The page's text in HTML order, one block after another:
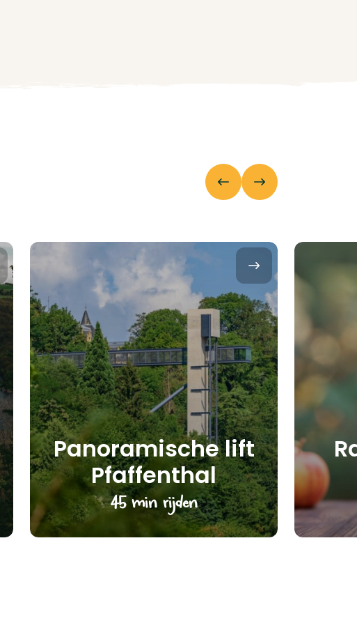
Panoramische lift
Pfaffenthal
45 min rijden